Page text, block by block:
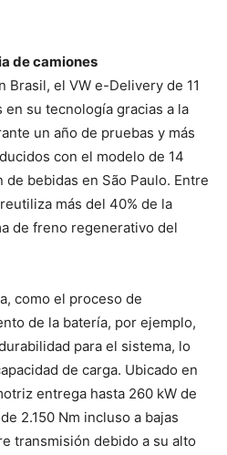
de camiones
Brasil, el VW e-Delivery de 11
su tecnología gracias a la
un año de pruebas y más
con el modelo de 14
bebidas en São Paulo. Entre
más del 40% de la
de freno regenerativo del
como el proceso de
de la batería, por ejemplo,
para el sistema, lo
de carga. Ubicado en
entrega hasta 260 kW de
2.150 Nm incluso a bajas
transmisión debido a su alto